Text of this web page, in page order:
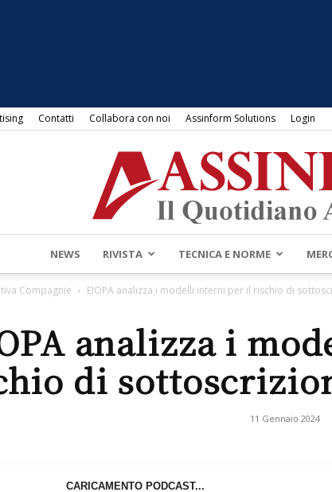
Contatti Collabora con noi Assinform Solutions Login
NEWS RIVISTA TECNICA E NORME
Compagnie EIOPA analizza i modelli interni per il rischio di
analizza i
di
11 Gennaio 2024